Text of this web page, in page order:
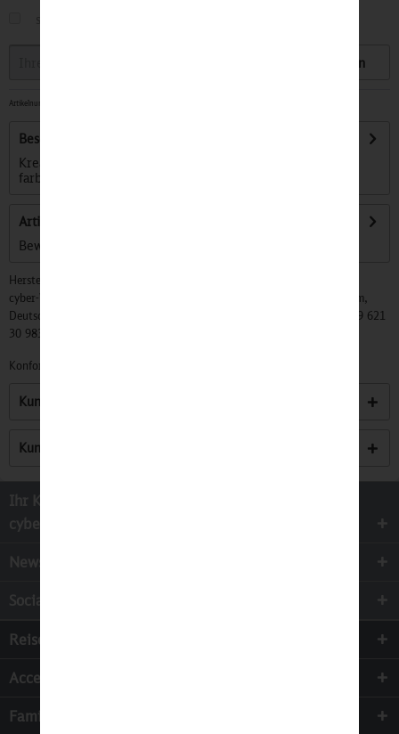
Speichern
Artikelnummer:
Beschreibung
Kreativität kennt bekanntlich keine Grenzen. Diese
farbintensiven Buntstifte für kleine...
Artikel bewerten
Bewertungen lesen, schreiben und diskutieren...
Hersteller:
cyber-Wear Heidelberg GmbH, Elsa-Brändström-Str. 4, 68229 Mannheim,
Deutschland, Info@mycybergroup.com, https://mycybergroup.com, +49 621
30 983 0
Konformitätserklärungen zu unseren Produkten finden Sie
Kunden kauften auch
Kunden haben sich ebenfalls angesehen
Ihr Kontakt zur
cyber-Wear Heidelberg GmbH
Newsletter
Socialmedia
Reisen
Accessoires
Familie & Kinder